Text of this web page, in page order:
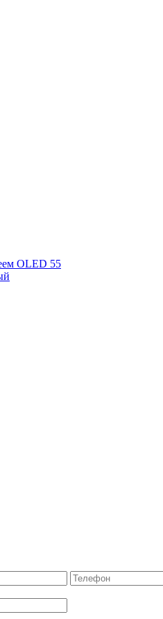
OLED 55